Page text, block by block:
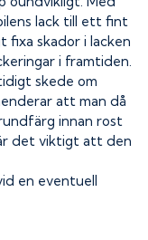
lack till ett fint
fixa skador i lacken
i framtiden.
skede om
att man då
innan rost
det viktigt att den
en eventuell